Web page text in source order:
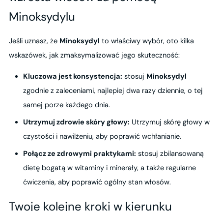
Minoksydylu
Jeśli uznasz, że Minoksydyl to właściwy wybór, oto kilka
wskazówek, jak zmaksymalizować jego skuteczność:
Kluczowa jest konsystencja: stosuj Minoksydyl
zgodnie z zaleceniami, najlepiej dwa razy dziennie, o tej
samej porze każdego dnia.
Utrzymuj zdrowie skóry głowy: Utrzymuj skórę głowy w
czystości i nawilżeniu, aby poprawić wchłanianie.
Połącz ze zdrowymi praktykami: stosuj zbilansowaną
dietę bogatą w witaminy i minerały, a także regularne
ćwiczenia, aby poprawić ogólny stan włosów.
Twoje kolejne kroki w kierunku